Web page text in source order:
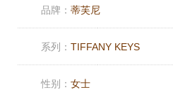
品牌： 蒂芙尼
系列： TIFFANY KEYS
性别： 女士